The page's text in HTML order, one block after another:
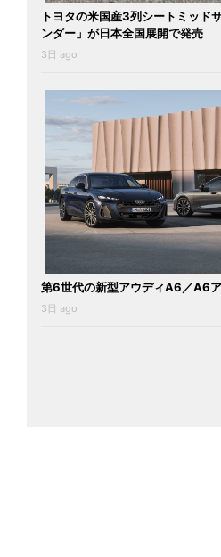
トヨタの米国産3列シートミッド
ンダー」が日本全国展開で発売
3日 ago
第6世代の新型アウディA6／A6
3日 ago